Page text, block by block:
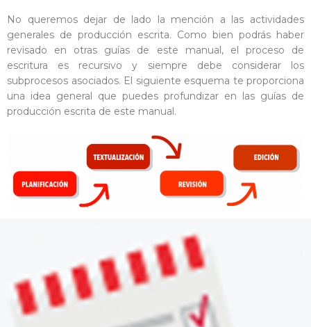
No queremos dejar de lado la mención a las actividades
generales de producción escrita. Como bien podrás haber
revisado en otras guías de este manual, el proceso de
escritura es recursivo y siempre debe considerar los
subprocesos asociados. El siguiente esquema te proporciona
una idea general que puedes profundizar en las guías de
producción escrita de este manual.